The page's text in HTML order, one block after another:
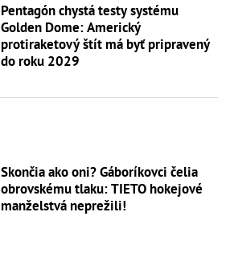
Pentagón chystá testy systému
Golden Dome: Americký
protiraketový štít má byť pripravený
do roku 2029
Skončia ako oni? Gáboríkovci čelia
obrovskému tlaku: TIETO hokejové
manželstvá neprežili!